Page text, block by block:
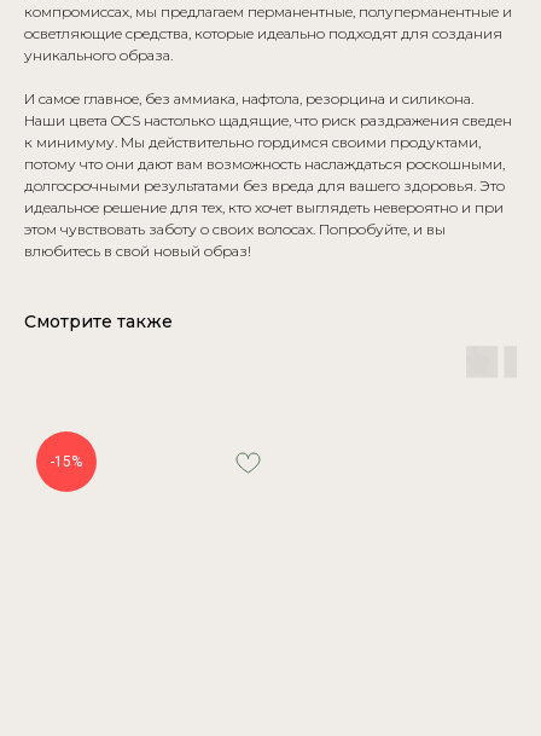
компромиссах, мы предлагаем перманентные, полуперманентные и
осветляющие средства, которые идеально подходят для создания
уникального образа.
И самое главное, без аммиака, нафтола, резорцина и силикона.
Наши цвета OCS настолько щадящие, что риск раздражения сведен
к минимуму. Мы действительно гордимся своими продуктами,
потому что они дают вам возможность наслаждаться роскошными,
долгосрочными результатами без вреда для вашего здоровья. Это
идеальное решение для тех, кто хочет выглядеть невероятно и при
этом чувствовать заботу о своих волосах. Попробуйте, и вы
влюбитесь в свой новый образ!
Смотрите также
-15%
БУДЬТЕ В КУРСЕ НОВИНОК И
СЕМИНАРОВ